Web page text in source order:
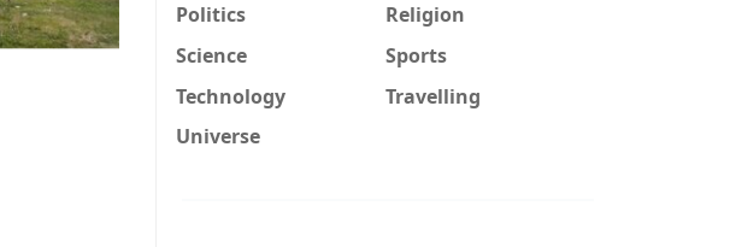
Politics
Religion
Science
Sports
Technology
Travelling
Universe